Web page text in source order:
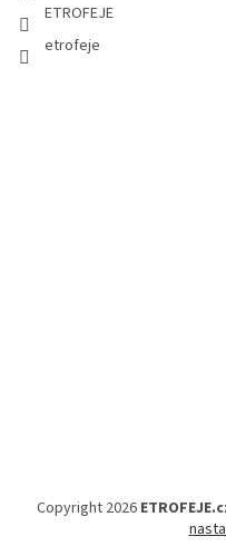
ETROFEJE
etrofeje
Copyright 2026